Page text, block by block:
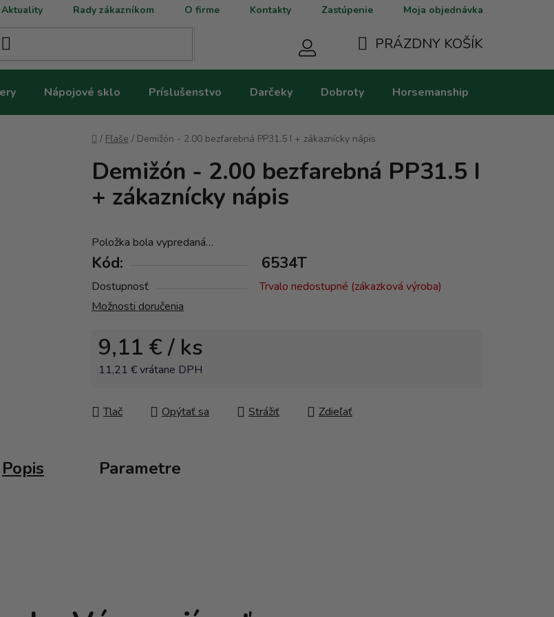
Aktuality Rady zákazníkom O firme Kontakty Zastúpenie Moja objednávka
KOŠÍK
PRÁZDNY KOŠÍK
Nápojové sklo Príslušenstvo Darčeky Dobroty Horsemanship
Domov
/ Fľaše / Demižón - 2.00 bezfarebná PP31.5 I + zákaznícky nápis
Demižón - 2.00 bezfarebná PP31.5 I
+ zákaznícky nápis
Položka bola vypredaná…
Kód: 6534T
Dostupnosť
Trvalo nedostupné (zákazková výroba)
Možnosti doručenia
9,11 €/ ks
11,21 € vrátane DPH
Tlač
Opýtať sa Strážiť Zdieľať
Popis Parametre